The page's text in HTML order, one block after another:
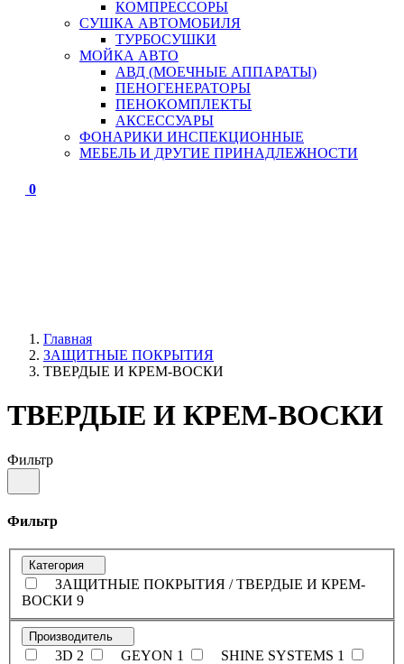
КОМПРЕССОРЫ
СУШКА АВТОМОБИЛЯ
ТУРБОСУШКИ
МОЙКА АВТО
АВД (МОЕЧНЫЕ АППАРАТЫ)
ПЕНОГЕНЕРАТОРЫ
ПЕНОКОМПЛЕКТЫ
АКСЕССУАРЫ
ФОНАРИКИ ИНСПЕКЦИОННЫЕ
МЕБЕЛЬ И ДРУГИЕ ПРИНАДЛЕЖНОСТИ
0
Главная
ЗАЩИТНЫЕ ПОКРЫТИЯ
ТВЕРДЫЕ И КРЕМ-ВОСКИ
ТВЕРДЫЕ И КРЕМ-ВОСКИ
Фильтр
Фильтр
Категория
ЗАЩИТНЫЕ ПОКРЫТИЯ / ТВЕРДЫЕ И КРЕМ-
ВОСКИ 9
Производитель
3D 2 GEYON 1 SHINE SYSTEMS 1